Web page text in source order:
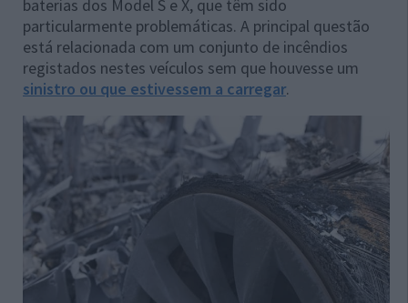
baterias dos Model S e X, que têm sido
particularmente problemáticas. A principal questão
está relacionada com um conjunto de incêndios
registados nestes veículos sem que houvesse um
sinistro ou que estivessem a carregar.